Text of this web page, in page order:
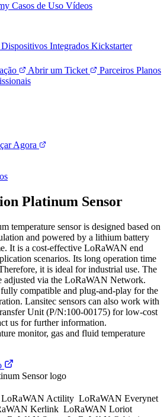
Casos de Uso Vídeos
Dispositivos Integrados Kickstarter
Abrir um Ticket Parceiros Planos
Agora
Platinum Sensor
temperature sensor is designed based on
and powered by a lithium battery
It is a cost-effective LoRaWAN end
scenarios. Its long operation time
it is ideal for industrial use. The
adjusted via the LoRaWAN Network.
compatible and plug-and-play for the
Lansitec sensors can also work with
Unit (P/N:100-00175) for low-cost
us for further information.
monitor, gas and fluid temperature
LoRaWAN Actility LoRaWAN Everynet
Kerlink LoRaWAN Loriot